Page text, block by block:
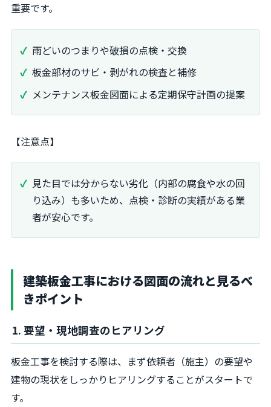
重要です。
雨どいのつまりや破損の点検・交換
板金部材のサビ・剥がれの検査と補修
メンテナンス板金図面による定期保守計画の提案
【注意点】
見た目では分からない劣化（内部の腐食や水の回
り込み）も多いため、点検・診断の実績がある業
者が安心です。
建築板金工事における図面の流れと見るべ
きポイント
1. 要望・現地調査のヒアリング
板金工事を検討する際は、まず依頼者（施主）の要望や
建物の現状をしっかりヒアリングすることがスタートで
す。